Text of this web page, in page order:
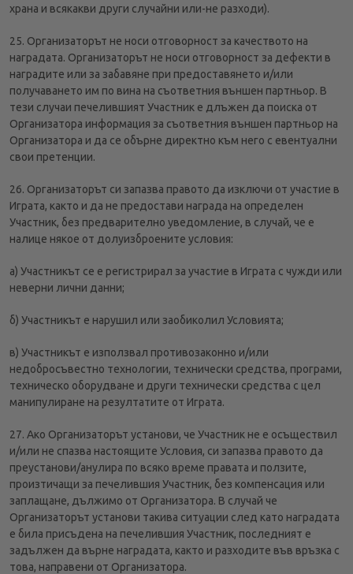
храна и всякакви други случайни или-не разходи).
25. Организаторът не носи отговорност за качеството на
наградата. Организаторът не носи отговорност за дефекти в
наградите или за забавяне при предоставянето и/или
получаването им по вина на съответния външен партньор. В
тези случаи печелившият Участник е длъжен да поиска от
Организатора информация за съответния външен партньор на
Организатора и да се обърне директно към него с евентуални
свои претенции.
26. Организаторът си запазва правото да изключи от участие в
Играта, както и да не предостави награда на определен
Участник, без предварително уведомление, в случай, че е
налице някое от долуизброените условия:
а) Участникът се е регистрирал за участие в Играта с чужди или
неверни лични данни;
б) Участникът е нарушил или заобиколил Условията;
в) Участникът е използвал противозаконно и/или
недобросъвестно технологии, технически средства, програми,
техническо оборудване и други технически средства с цел
манипулиране на резултатите от Играта.
27. Ако Организаторът установи, че Участник не е осъществил
и/или не спазва настоящите Условия, си запазва правото да
преустанови/анулира по всяко време правата и ползите,
произтичащи за печелившия Участник, без компенсация или
заплащане, дължимо от Организатора. В случай че
Организаторът установи такива ситуации след като наградата
е била присъдена на печелившия Участник, последният е
задължен да върне наградата, както и разходите във връзка с
това, направени от Организатора.